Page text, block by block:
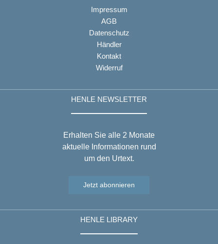
Impressum
AGB
Datenschutz
Händler
Kontakt
Widerruf
HENLE NEWSLETTER
Erhalten Sie alle 2 Monate
aktuelle Informationen rund
um den Urtext.
Jetzt abonnieren
HENLE LIBRARY